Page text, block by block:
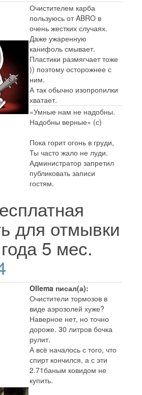
Очистителем карба
пользуюсь от ABRO в
очень жестких случаях.
Даже ужаренную
канифоль смывает.
Пластики размягчает тоже
)) поэтому осторожнее с
ним.
А так обычно изопропилки
хватает.
«Умные нам не надобны.
Надобны верные» (с)
Пока горит огонь в груди,
Ты часто жало не луди.
Администратор запретил
публиковать записи
гостям.
для отмывки
5 мес.
Ollema писал(а):
Очистители тормозов в
виде аэрозолей хуже?
Наверное нет, но точно
дороже. 30 литров бочка
рулит.
А всё началось с того, что
спирт кончился, а с эти
2.71баным ковидом не
купить.